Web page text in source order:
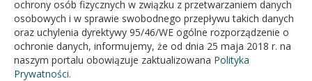
Czw 7:30 - 15:30
Pt 7:30 - 15:30
ochrony osób fizycznych w związku z przetwarzaniem danych
osobowych i w sprawie swobodnego przepływu takich danych
oraz uchylenia dyrektywy 95/46/WE ogólne rozporządzenie o
ochronie danych, informujemy, że od dnia 25 maja 2018 r. na
naszym portalu obowiązuje zaktualizowana Polityka
Prywatności.